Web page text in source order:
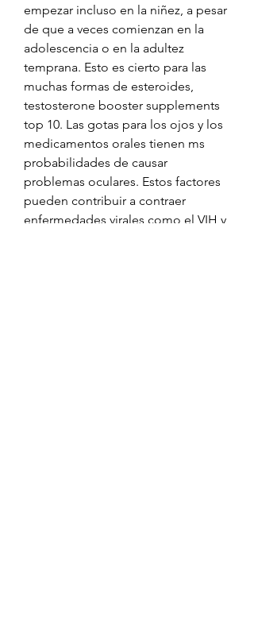
empezar incluso en la niñez, a pesar
de que a veces comienzan en la
adolescencia o en la adultez
temprana. Esto es cierto para las
muchas formas de esteroides,
testosterone booster supplements
top 10. Las gotas para los ojos y los
medicamentos orales tienen ms
probabilidades de causar
problemas oculares. Estos factores
pueden contribuir a contraer
enfermedades virales como el VIH y